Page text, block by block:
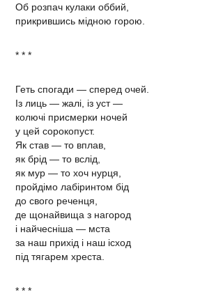
Об розпач кулаки оббий,
прикрившись мідною горою.
* * *
Геть спогади — сперед очей.
Із лиць — жалі, із уст —
колючі присмерки ночей
у цей сорокопуст.
Як став — то вплав,
як брід — то вслід,
як мур — то хоч нурця,
пройдімо лабіринтом бід
до свого реченця,
де щонайвища з нагород
і найчесніша — мста
за наш прихід і наш ісход
під тягарем хреста.
* * *